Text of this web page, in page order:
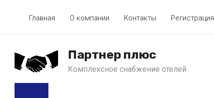
Главная О компании Контакты Регистрация
Партнер плюс
Комплексное снабжение отелей